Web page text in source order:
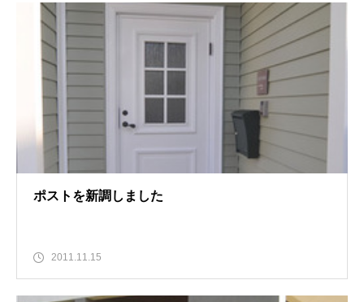
ポストを新調しました
2011.11.15